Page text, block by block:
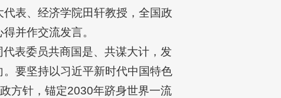
表、经济学院田轩教授，全国政
并作交流发言。
表委员共商国是、共谋大计，发
要坚持以习近平新时代中国特色
方针，锚定2030年跻身世界一流